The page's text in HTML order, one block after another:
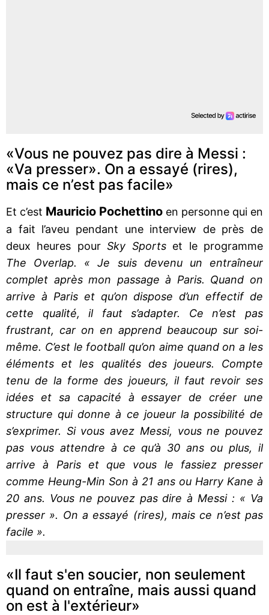
«Vous ne pouvez pas dire à Messi :
«Va presser». On a essayé (rires),
mais ce n’est pas facile»
Et c’est Mauricio Pochettino en personne qui en
a fait l’aveu pendant une interview de près de
deux heures pourSky Sports et le programme
The Overlap.
« Je suis devenu un entraîneur
complet après mon passage à Paris. Quand on
arrive à Paris et qu’on dispose d’un effectif de
cette qualité, il faut s’adapter. Ce n’est pas
frustrant, car on en apprend beaucoup sur soi-
même. C’est le football qu’on aime quand on a les
éléments et les qualités des joueurs. Compte
tenu de la forme des joueurs, il faut revoir ses
idées et sa capacité à essayer de créer une
structure qui donne à ce joueur la possibilité de
s’exprimer. Si vous avez Messi, vous ne pouvez
pas vous attendre à ce qu’à 30 ans ou plus, il
arrive à Paris et que vous le fassiez presser
comme Heung-Min Son à 21 ans ou Harry Kane à
20 ans. Vous ne pouvez pas dire à Messi : « Va
presser ». On a essayé (rires), mais ce n’est pas
facile ».
«Il faut s'en soucier, non seulement
quand on entraîne, mais aussi quand
on est à l'extérieur»